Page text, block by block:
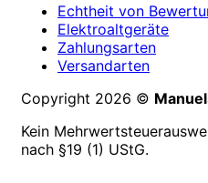
Echtheit von
Elektroaltgeräte
Zahlungsarten
Versandarten
Copyright 2026 ©
Kein
nach §19 (1) UStG.